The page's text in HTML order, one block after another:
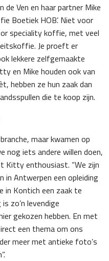
de Ven en haar partner Mike
Boetiek HOB’. Niet voor
speciality koffie, met veel
Je proeft er
lekkere zelfgemaakte
en Mike houden ook van
hebben ze hun zaak dan
die te koop zijn.
maar kwamen op
nog iets andere willen doen,
Kitty enthousiast. “We zijn
in Antwerpen een opleiding
in Kontich een zaak te
zo’n levendige
gekozen hebben. En met
een thema om ons
meer met antieke foto’s